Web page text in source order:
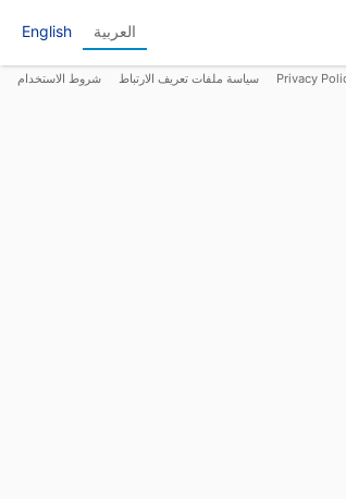
العربية English
Privacy سياسة ملفات تعريف الارتباط شروط الاستخدام